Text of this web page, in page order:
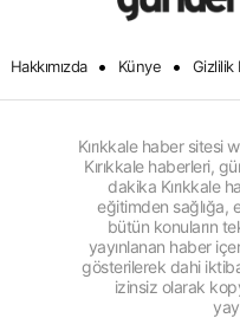
Hakkımızda • Künye • Gizlilik
Kırıkkale haber sitesi
Kırıkkale haberleri,
dakika Kırıkkale
eğitimden sağlığa,
bütün konuların
yayınlanan haber
gösterilerek dahi
izinsiz olarak